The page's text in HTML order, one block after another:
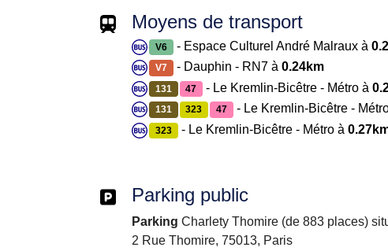
Moyens de transport
V6 - Espace Culturel André Malraux à
V7 - Dauphin - RN7 à 0.24km
131 47 - Le Kremlin-Bicêtre - Métro à
131 323 47 - Le Kremlin-Bicêtre -
323 - Le Kremlin-Bicêtre - Métro à
Parking public
Parking Charlety Thomire (de 883 places)
2 Rue Thomire, 75013, Paris